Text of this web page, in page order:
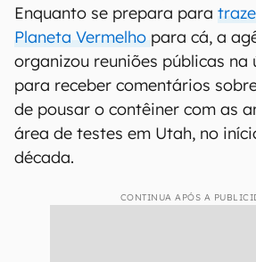
Enquanto se prepara para
Planeta Vermelho para cá, a
organizou reuniões públicas na
para receber comentários
de pousar o contêiner com as
área de testes em Utah, no
década.
CONTINUA APÓS A